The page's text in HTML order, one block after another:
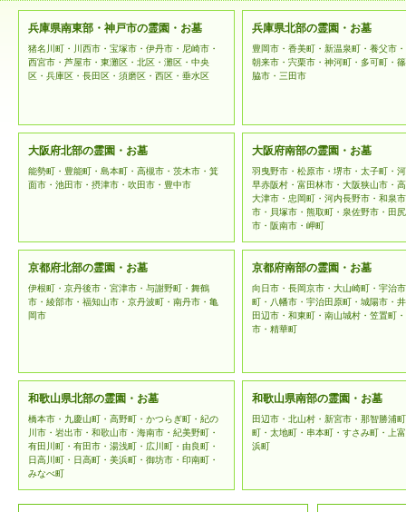
提供する
上記例外
ご本人様
とともに
な管理を
用を行わ
個人情報
範の変更
予告なく
はホーム
登録情報
「霊園・お
ます。頂い
兵庫県南東部・神戸市の霊園・お墓
猪名川町・川西市・宝塚市・伊丹市・尼崎市・
西宮市・芦屋市・東灘区・北区・灘区・中央
区・兵庫区・長田区・須磨区・西区・垂水区
兵庫県北部の霊園・お墓
豊岡市・香美町・新温泉町・養父市
朝来市・宍栗市・神河町・多可町・
脇市・三田市
大阪府北部の霊園・お墓
能勢町・豊能町・島本町・高槻市・茨木市・箕
面市・池田市・摂津市・吹田市・豊中市
大阪府南部の霊園・お墓
羽曳野市・松原市・堺市・太子町・
早赤阪村・富田林市・大阪狭山市・
大津市・忠岡町・河内長野市・和泉
市・貝塚市・熊取町・泉佐野市・田
市・阪南市・岬町
京都府北部の霊園・お墓
伊根町・京丹後市・宮津市・与謝野町・舞鶴
市・綾部市・福知山市・京丹波町・南丹市・亀
岡市
京都府南部の霊園・お墓
向日市・長岡京市・大山崎町・宇治
町・八幡市・宇治田原町・城陽市・
田辺市・和東町・南山城村・笠置町
市・精華町
和歌山県北部の霊園・お墓
橋本市・九慶山町・高野町・かつらぎ町・紀の
川市・岩出市・和歌山市・海南市・紀美野町・
有田川町・有田市・湯浅町・広川町・由良町・
日高川町・日高町・美浜町・御坊市・印南町・
みなべ町
和歌山県南部の霊園・お墓
田辺市・北山村・新宮市・那智勝浦
町・太地町・串本町・すさみ町・上
浜町